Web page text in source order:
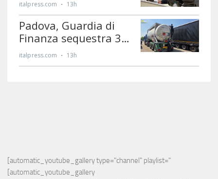
[automatic_youtube_gallery type="channel" playlist="
[automatic_youtube_gallery